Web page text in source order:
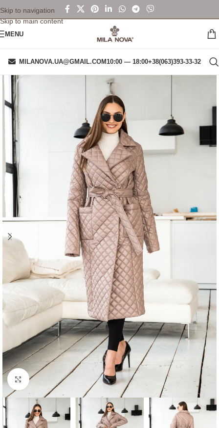
Skip to navigation
Skip to main content
MENU
MILANOVA.UA@GMAIL.COM10:00 — 18:00+38(063)393-33-32
Click to enlarge